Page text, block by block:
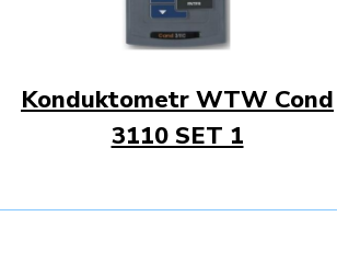
Konduktometr WTW Cond
3110 SET 1